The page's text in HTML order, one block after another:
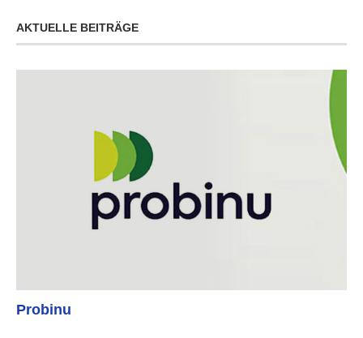
AKTUELLE BEITRÄGE
Probinu